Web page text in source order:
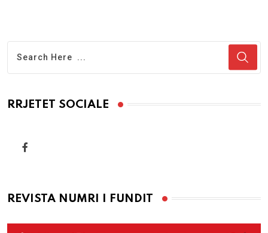
RRJETET SOCIALE
REVISTA NUMRI I FUNDIT